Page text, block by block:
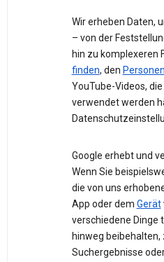
Wir erheben Daten,
– von der
hin zu komplexeren
finden, den
YouTube-Videos,
verwendet werden
Google erhebt und
Wenn Sie
die von uns
App oder dem Gerät
verschiedene Dinge
hinweg
Suchergebnisse